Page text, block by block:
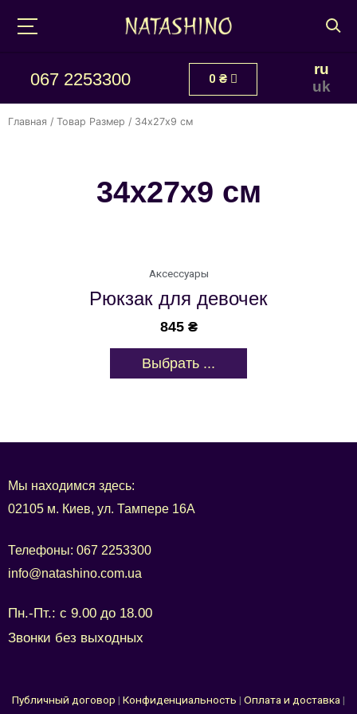
067 2253300 0 ₴
ru
uk
Главная / Товар Размер / 34х27х9 см
34х27х9 см
Аксессуары
Рюкзак для девочек
845 ₴
Выбрать ...
Мы находимся здесь:
02105 м. Киев, ул. Тампере 16А
Телефоны: 067 2253300
info@natashino.com.ua
Пн.-Пт.: с 9.00 до 18.00
Звонки без выходных
Публичный договор | Конфиденциальность | Оплата и доставка |